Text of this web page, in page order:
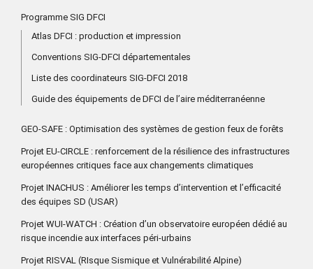
Programme SIG DFCI
Atlas DFCI : production et impression
Conventions SIG-DFCI départementales
Liste des coordinateurs SIG-DFCI 2018
Guide des équipements de DFCI de l’aire méditerranéenne
GEO-SAFE : Optimisation des systèmes de gestion feux de forêts
Projet EU-CIRCLE : renforcement de la résilience des infrastructures
européennes critiques face aux changements climatiques
Projet INACHUS : Améliorer les temps d’intervention et l’efficacité
des équipes SD (USAR)
Projet WUI-WATCH : Création d’un observatoire européen dédié au
risque incendie aux interfaces péri-urbains
Projet RISVAL (RIsque Sismique et Vulnérabilité Alpine)